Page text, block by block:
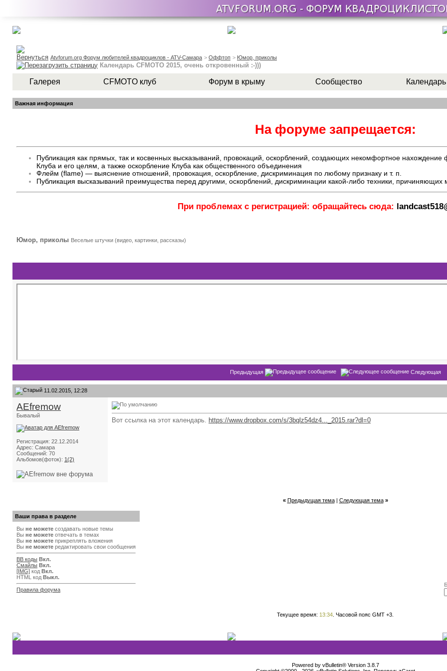
Atvforum.org Форум любителей квадроциклов - ATV-Самара > Оффтоп > Юмор, приколы
Календарь CFMOTO 2015, очень откровенный :-)))
Галерея CFMOTO клуб Форум в крыму Сообщество Календарь
Важная информация
На форуме запрещается:
Публикация как прямых, так и косвенных высказываний, провокаций, оскорблений, создающих некомфортное
Клуба и его целям, а также оскорбление Клуба как общественного объединения
Флейм (flame) — выяснение отношений, провокация, оскорбление, дискриминация по любому признаку и т. п.
Публикация высказываний преимущества перед другими, оскорблений, дискриминации какой-либо техники,
При проблемах с регистрацией: обращайтесь сюда:
Юмор, приколы Веселые штучки (видео, картинки, рассказы)
Предыдущая Следующая
11.02.2015, 12:28
AEfremow
Бывалый
Регистрация: 22.12.2014
Адрес: Самара
Сообщений: 70
Альбомов(фоток): 1(2)
Вот ссылка на этот календарь. https://www.dropbox.com/s/3bqlz54dz4..._2015.rar?dl=0
« Предыдущая тема| Следующая тема »
Ваши права в разделе
Вы не можете создавать новые темы
Вы не можете отвечать в темах
Вы не можете прикреплять вложения
Вы не можете редактировать свои сообщения
BB коды Вкл.
Смайлы Вкл.
[IMG] код Вкл.
HTML код Выкл.
Правила форума
Текущее время: 13:34 . Часовой пояс GMT +3.
Powered by vBulletin® Version 3.8.7